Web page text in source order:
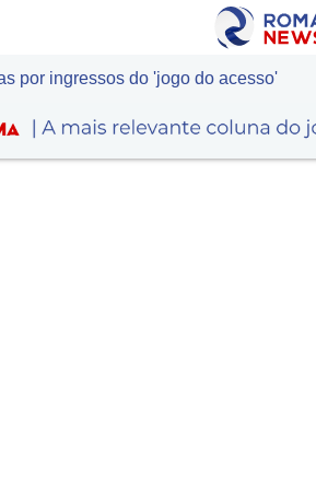
por ingressos do 'jogo do acesso'